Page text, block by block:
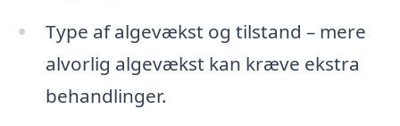
Type af algevækst og tilstand – mere
alvorlig algevækst kan kræve ekstra
behandlinger.